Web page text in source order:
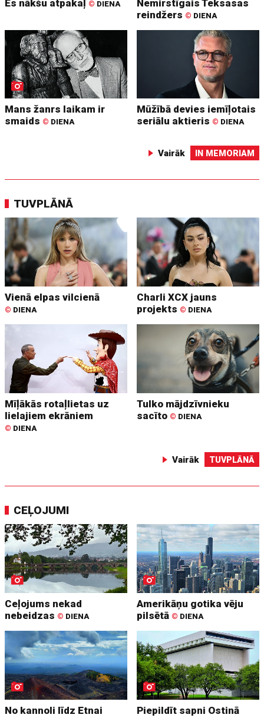
Es nākšu atpakaļ © DIENA
Nemirstīgais Teksasas
reindžers © DIENA
Mans žanrs laikam ir
smaids © DIENA
Mūžībā devies iemīļotais
seriālu aktieris © DIENA
Vairāk IN MEMORIAM
TUVPLĀNĀ
Vienā elpas vilcienā
© DIENA
Charli XCX jauns
projekts © DIENA
Mīļākās rotaļlietas uz
lielajiem ekrāniem
© DIENA
Tulko mājdzīvnieku
sacīto © DIENA
Vairāk TUVPLĀNĀ
CEĻOJUMI
Ceļojums nekad
nebeidzas © DIENA
Amerikāņu gotika vēju
pilsētā © DIENA
No kannoli līdz Etnai Piepildīt sapni Ostinā